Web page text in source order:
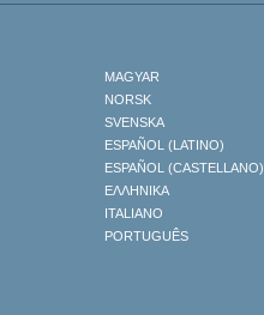
MAGYAR
NORSK
SVENSKA
ESPAÑOL (LATINO)
ESPAÑOL (CASTELLANO)
ΕΛΛΗΝΙΚA
ITALIANO
PORTUGUÊS